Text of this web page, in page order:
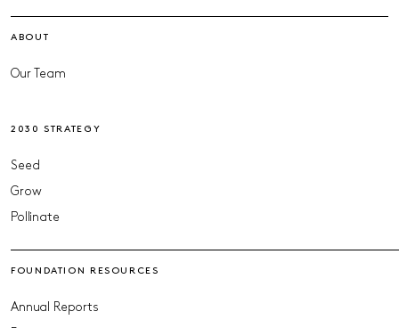
ABOUT
Our Team
2030 STRATEGY
Seed
Grow
Pollinate
FOUNDATION RESOURCES
Annual Reports